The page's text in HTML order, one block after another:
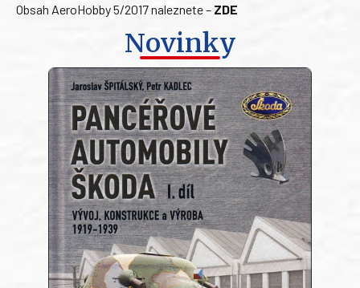
Obsah AeroHobby 5/2017 naleznete – ZDE
Novinky